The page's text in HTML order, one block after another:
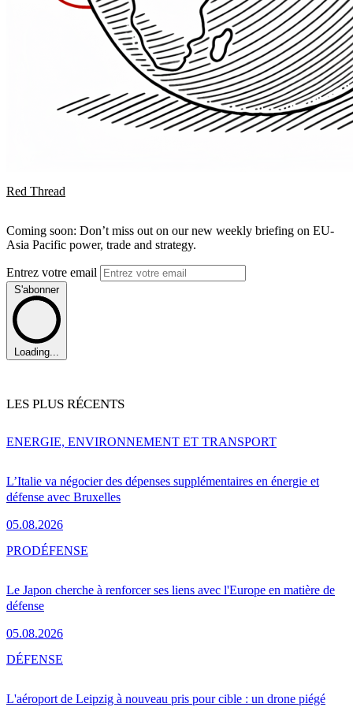
Red Thread
Coming soon: Don’t miss out on our new weekly briefing on EU-
Asia Pacific power, trade and strategy.
Entrez votre email
S'abonner
Loading...
LES PLUS RÉCENTS
L’Italie va négocier des dépenses supplémentaires en énergie et
défense avec Bruxelles
05.08.2026
ENERGIE, ENVIRONNEMENT ET TRANSPORT
Le Japon cherche à renforcer ses liens avec l'Europe en matière de
défense
05.08.2026
PRODÉFENSE
L'aéroport de Leipzig à nouveau pris pour cible : un drone piégé
DÉFENSE